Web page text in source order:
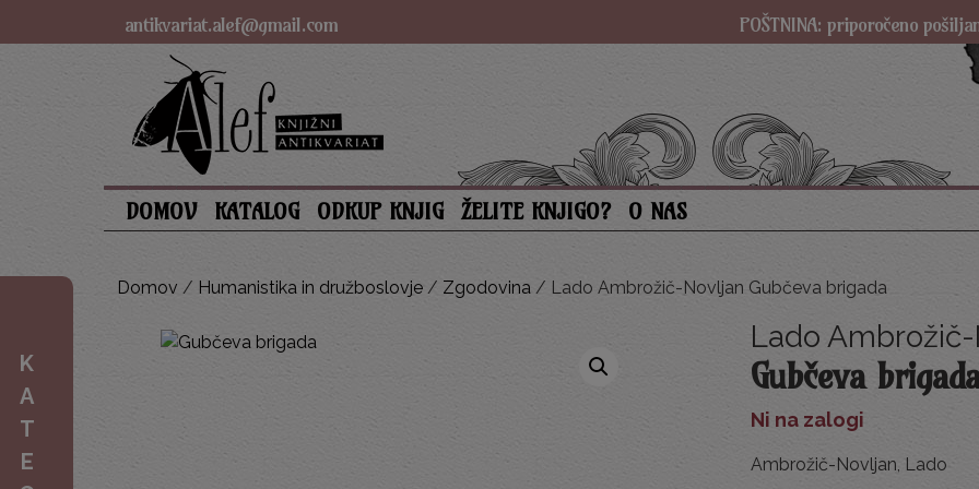
antikvariat.alef@gmail.com POŠTNINA: priporočeno pošiljanje
DOMOV KATALOG ODKUP KNJIG ŽELITE KNJIGO? O NAS
Domov / Humanistika in družboslovje/ Zgodovina/ Lado Ambrožič-Novljan Gubčeva brigada
Lado
Gubčeva
Ni na zalogi
Ambrožič-Novljan, Lado
K
A
T
E